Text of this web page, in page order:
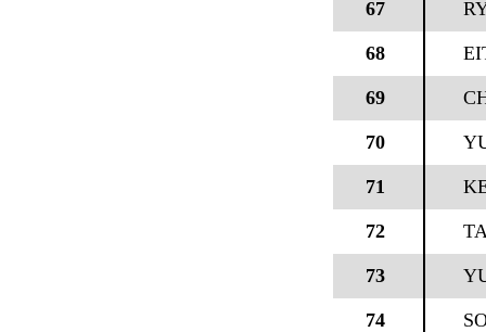
67
68
69
70
71
72
73
74